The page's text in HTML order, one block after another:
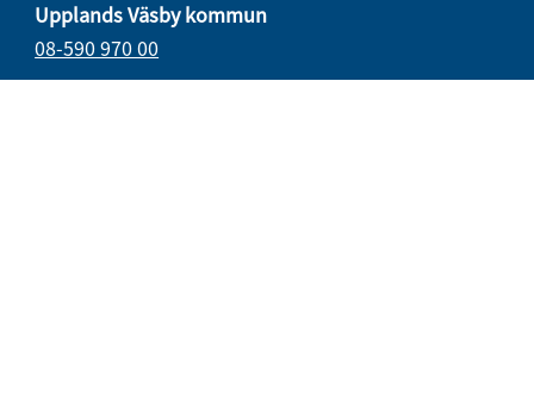
Upplands Väsby kommun
08-590 970 00